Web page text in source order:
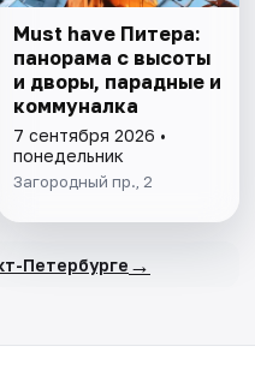
Must have Питера:
панорама с высоты
и дворы, парадные и
коммуналка
7 сентября 2026 •
понедельник
Загородный пр., 2
Петербурге →